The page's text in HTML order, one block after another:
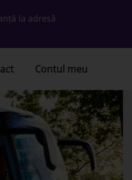
la adresă
Contul meu